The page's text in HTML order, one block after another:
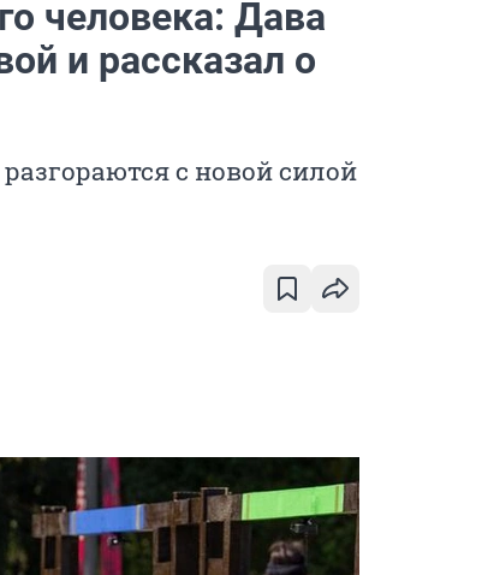
человека: Дава
и рассказал о
с новой силой